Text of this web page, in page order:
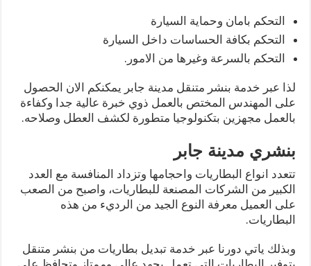
التحكم بامان وحماية السيارة
التحكم بكافة الحساسات داخل السيارة
التحكم بالسرعة وغيرها من الامور.
لذا عبر خدمة بنشر متنقل مدينة جابر يمكنكم الان الحصول
على المهندس المختص بالعمل ذوي خبرة عالية جدا وكفاءة
بالعمل مجهزين بتكنولوجيا متطورة لكشف العطل وصلاحه.
بنشري مدينة جابر
تتعدد انواع البطاريات واحجامها وتزداد المنافسة مع العدد
الكبير من الشركات المصنعة للبطاريات، واصبح من الصعب
على العميل معرفة النوع الجيد من الرديء من هذه
البطاريات.
وبذلك ياتي دورنا عبر خدمة تبديل بطاريات من بنشر متنقل